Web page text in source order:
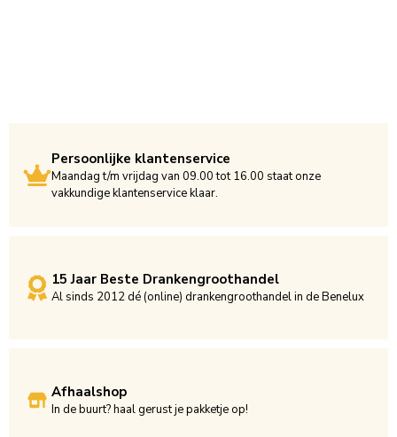
Persoonlijke klantenservice
Maandag t/m vrijdag van 09.00 tot 16.00 staat onze
vakkundige klantenservice klaar.
15 Jaar Beste Drankengroothandel
Al sinds 2012 dé (online) drankengroothandel in de Benelux
Afhaalshop
In de buurt? haal gerust je pakketje op!